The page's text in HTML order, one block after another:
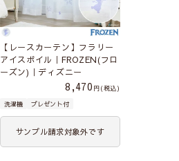
【レースカーテン】フラリー
アイスボイル｜FROZEN(フロ
ーズン)｜ディズニー
8,470
税込
洗濯機
プレゼント付
サンプル請求対象外です